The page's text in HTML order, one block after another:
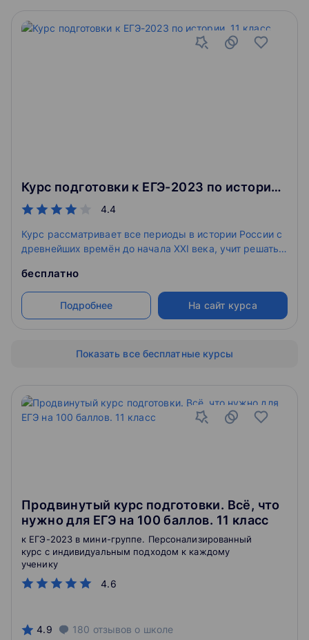
Курс подготовки к ЕГЭ-2023 по истории, 11 класс
4.4
Курс рассматривает все периоды в истории России с
древнейших времён до начала XXI века, учит решать
бесплатно
Подробнее На сайт курса
Показать все бесплатные курсы
Продвинутый курс подготовки. Всё, что
нужно для ЕГЭ на 100 баллов. 11 класс
4.6
к ЕГЭ-2023 в мини-группе. Персонализированный
курс с индивидуальным подходом к каждому
ученику
4.9 180 отзывов о школе